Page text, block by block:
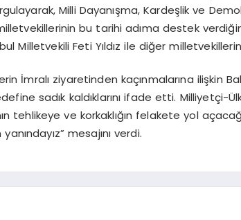
Milli Dayanışma, Kardeşlik ve
bu tarihi adıma destek
Milletvekili Feti Yıldız ile diğer
İmralı ziyaretinden kaçınmalarına ilişkin
sadık kaldıklarını ifade etti. Milliyetçi-
tehlikeye ve korkaklığın felakete yol
mesajını verdi.